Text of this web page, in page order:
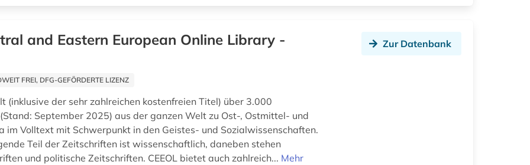
and Eastern European Online Library -
FREI, DFG-GEFÖRDERTE LIZENZ
(inklusive der sehr zahlreichen kostenfreien Titel) über 3.000
September 2025) aus der ganzen Welt zu Ost-, Ostmittel- und
im Volltext mit Schwerpunkt in den Geistes- und Sozialwissenschaften.
Teil der Zeitschriften ist wissenschaftlich, daneben stehen
und politische Zeitschriften. CEEOL bietet auch zahlreich... Mehr
Zur Datenbank